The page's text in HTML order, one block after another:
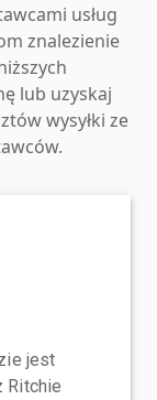
usług
znalezienie
lub uzyskaj
wysyłki ze
jest
Ritchie